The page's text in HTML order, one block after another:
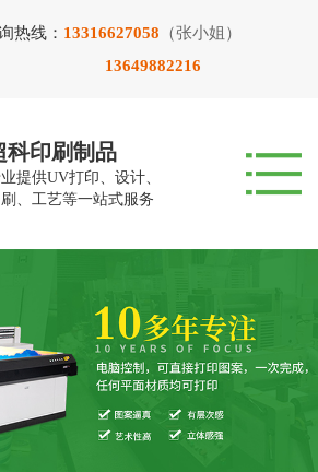
热线： 13316627058 （张小姐）
13649882216
科印刷制品
提供UV打印、设计、
、工艺等一站式服务